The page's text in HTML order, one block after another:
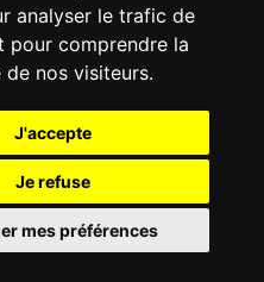
analyser le trafic de
pour comprendre la
de nos visiteurs.
J'accepte
Je refuse
mes préférences
76 06 50
»
d'Aurice – Landes 40
et hébergé par : NetClic.fr